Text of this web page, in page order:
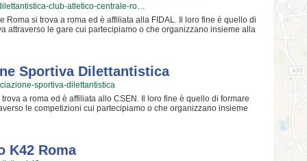
club-atletico-centrale-ro…
si trova a roma ed è affiliata alla FIDAL. Il loro fine è quello di
attraverso le gare cui partecipiamo o che organizzano insieme alla
Certo, non tutti possono avere la certezza di diventare
ambizione e coltivare i propri sogni! Gli istruttori sono i migliori
nel settore; per loro non c'è cosa più bella del crescere
passione, abilità... e i tanti trucchetti imparati in tutta una vita! Chi
dei sinceri professionisti. Associazione Sportiva Dilettantistica Club
possono davvero offrire questa certezza. Associazione Sportiva
in cui potrai trovare un ambiente sincero e sereno in cui
o semplicemente scoprire di più sui loro corsi puoi venire in sede o
nella pagina.
Sportiva Dilettantistica
sportiva-dilettantistica
a roma ed è affiliata allo CSEN. Il loro fine è quello di formare
le competizioni cui partecipiamo o che organizzano insieme
divertimento! Certo, non tutti possono avere la certezza di
avere questa ambizione e coltivare i grandi sogni della Vita! Gli
anni ed anni di esperienze in questo mondo; per loro non c'è
di atleti e condividere la propria passione, abilità... e i tanti
deve affidarsi unicamente a dei sicuri professionisti. Timorosi
K42 Roma